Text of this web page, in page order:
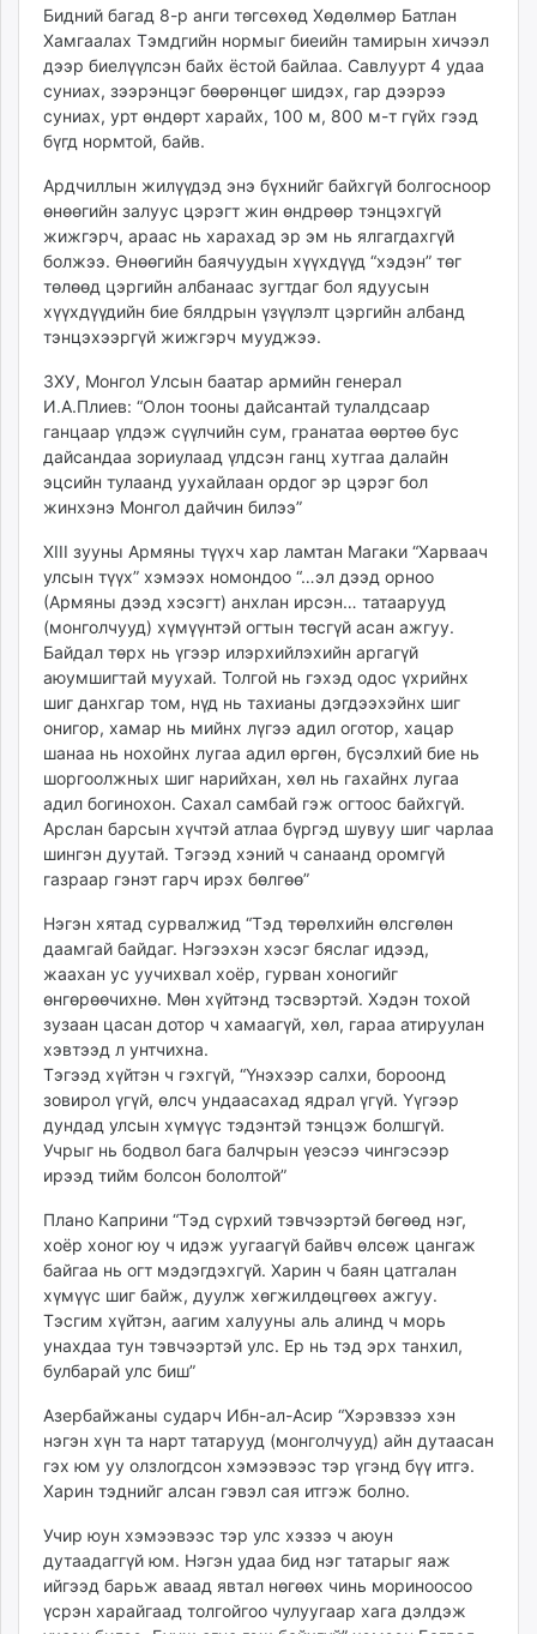
shuurhai.mn
unuudur.mn
isee.mn
mglradio.com
fact.mn
tumen.mn
shuum.mn
times.mn
tvmongolia.mn
mass.mn
unegui.mn
assa.mn
toim.mn
tac.mn
paparazzi.mn
unread.today
Бидний багад 8-р анги төгсөхөд Хөдөлмөр Батлан
Хамгаалах Тэмдгийн нормыг биеийн тамирын хичээл
дээр биелүүлсэн байх ёстой байлаа. Савлуурт 4 удаа
суниах, зээрэнцэг бөөрөнцөг шидэх, гар дээрээ
суниах, урт өндөрт харайх, 100 м, 800 м-т гүйх гээд
бүгд нормтой, байв.
Ардчиллын жилүүдэд энэ бүхнийг байхгүй болгосноор
өнөөгийн залуус цэрэгт жин өндрөөр тэнцэхгүй
жижгэрч, араас нь харахад эр эм нь ялгагдахгүй
болжээ. Өнөөгийн баячуудын хүүхдүүд “хэдэн” төг
төлөөд цэргийн албанаас зугтдаг бол ядуусын
хүүхдүүдийн бие бялдрын үзүүлэлт цэргийн албанд
тэнцэхээргүй жижгэрч мууджээ.
ЗХУ, Монгол Улсын баатар армийн генерал
И.А.Плиев: “Олон тооны дайсантай тулалдсаар
ганцаар үлдэж сүүлчийн сум, гранатаа өөртөө бус
дайсандаа зориулаад үлдсэн ганц хутгаа далайн
эцсийн тулаанд уухайлаан ордог эр цэрэг бол
жинхэнэ Монгол дайчин билээ”
XIII зууны Армяны түүхч хар ламтан Магаки “Харваач
улсын түүх” хэмээх номондоо “…эл дээд орноо
(Армяны дээд хэсэгт) анхлан ирсэн… татаарууд
(монголчууд) хүмүүнтэй огтын төсгүй асан ажгуу.
Байдал төрх нь үгээр илэрхийлэхийн аргагүй
аюумшигтай муухай. Толгой нь гэхэд одос үхрийнх
шиг данхгар том, нүд нь тахианы дэгдээхэйнх шиг
онигор, хамар нь мийнх лүгээ адил оготор, хацар
шанаа нь нохойнх лугаа адил өргөн, бүсэлхий бие нь
шоргоолжных шиг нарийхан, хөл нь гахайнх лугаа
адил богинохон. Сахал самбай гэж огтоос байхгүй.
Арслан барсын хүчтэй атлаа бүргэд шувуу шиг чарлаа
шингэн дуутай. Тэгээд хэний ч санаанд оромгүй
газраар гэнэт гарч ирэх бөлгөө”
Нэгэн хятад сурвалжид “Тэд төрөлхийн өлсгөлөн
даамгай байдаг. Нэгээхэн хэсэг бяслаг идээд,
жаахан ус уучихвал хоёр, гурван хоногийг
өнгөрөөчихнө. Мөн хүйтэнд тэсвэртэй. Хэдэн тохой
зузаан цасан дотор ч хамаагүй, хөл, гараа атируулан
хэвтээд л унтчихна.
Тэгээд хүйтэн ч гэхгүй, “Үнэхээр салхи, бороонд
зовирол үгүй, өлсч ундаасахад ядрал үгүй. Үүгээр
дундад улсын хүмүүс тэдэнтэй тэнцэж болшгүй.
Учрыг нь бодвол бага балчрын үеэсээ чингэсээр
ирээд тийм болсон бололтой”
Плано Каприни “Тэд сүрхий тэвчээртэй бөгөөд нэг,
хоёр хоног юу ч идэж уугаагүй байвч өлсөж цангаж
байгаа нь огт мэдэгдэхгүй. Харин ч баян цатгалан
хүмүүс шиг байж, дуулж хөгжилдөцгөөх ажгуу.
Тэсгим хүйтэн, аагим халууны аль алинд ч морь
унахдаа тун тэвчээртэй улс. Ер нь тэд эрх танхил,
булбарай улс биш”
Азербайжаны сударч Ибн-ал-Асир “Хэрэвзээ хэн
нэгэн хүн та нарт татарууд (монголчууд) айн дутаасан
гэх юм уу олзлогдсон хэмээвээс тэр үгэнд бүү итгэ.
Харин тэднийг алсан гэвэл сая итгэж болно.
Учир юун хэмээвээс тэр улс хэзээ ч аюун
дутаадаггүй юм. Нэгэн удаа бид нэг татарыг яаж
ийгээд барьж аваад явтал нөгөөх чинь мориноосоо
үсрэн харайгаад толгойгоо чулуугаар хага дэлдэж